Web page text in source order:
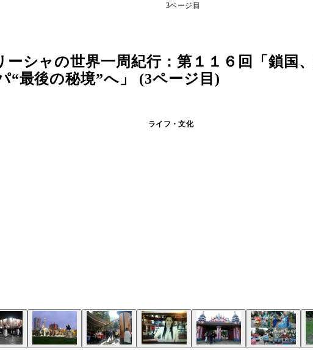
3ページ目
ーシャの世界一周紀行：第１１６回「鎖国
最後の秘境”へ」 (3ページ目)
ライフ・文化